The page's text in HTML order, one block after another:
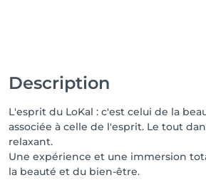
Description
L'esprit du LoKal : c'est celui de la
associée à celle de l'esprit. Le tout
relaxant.
Une expérience et une immersion
la beauté et du bien-être.